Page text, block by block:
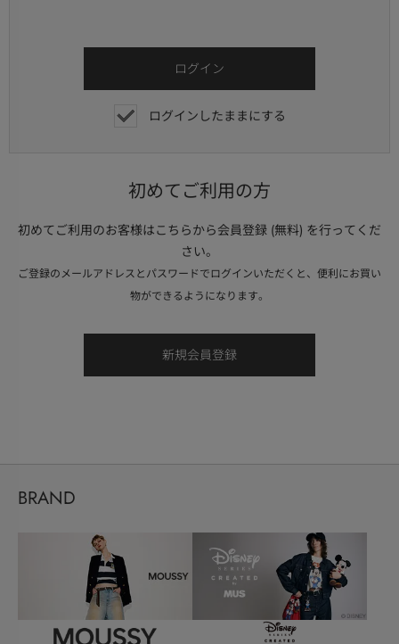
ログインしたままにする
初めてご利用の方
初めてご利用のお客様はこちらから会員登録 (無料) を行ってくだ
さい。
ご登録のメールアドレスとパスワードでログインいただくと、便利にお買い
物ができるようになります。
BRAND